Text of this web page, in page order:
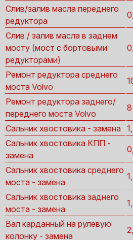
Слив/залив масла переднего
редуктора
Слив / залив масла в заднем
мосту (мост с бортовыми
редукторами)
Ремонт редуктора среднего
моста Volvo
Ремонт редуктора заднего/
переднего моста Volvo
8
Сальник хвостовика - замена
Сальник хвостовика КПП -
замена
Сальник хвостовика среднего
моста - замена
Сальник хвостовика заднего
моста - замена
Вал карданный на рулевую
колонку - замена